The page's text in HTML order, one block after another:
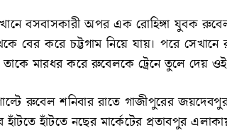
বসবাসকারী অপর এক রোহিঙ্গা যুবক
বের করে চট্টগাম নিয়ে যায়। পরে
তাকে মারধর করে রুবেলকে ট্রেনে তুলে দেয়
পাল্টে রুবেল শনিবার রাতে গাজীপুরের
হাঁটতে নছের মার্কেটের প্রতাবপুর